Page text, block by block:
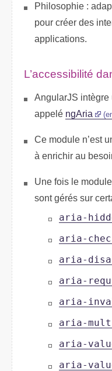
Philosophie :
pour créer des
applications.
L’accessibilité
AngularJS intègre
appelé ngAria
Ce module n’est
à enrichir au
Une fois le
sont gérés sur
aria-
aria-
aria-
aria-
aria-
aria-
aria-
aria-